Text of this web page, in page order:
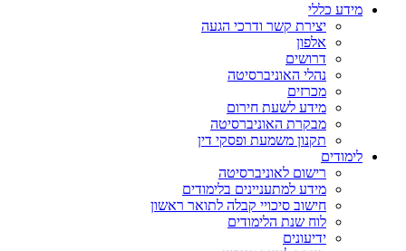
מידע כללי
יצירת קשר ודרכי הגעה
אלפון
דרושים
נהלי האוניברסיטה
מכרזים
מידע לשעת חירום
מבקרת האוניברסיטה
תקנון משמעת ופסקי דין
לימודים
רישום לאוניברסיטה
מידע למתעניינים בלימודים
חישוב סיכויי קבלה לתואר ראשון
לוח שנת הלימודים
ידיעונים